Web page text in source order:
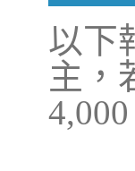
以下
主，